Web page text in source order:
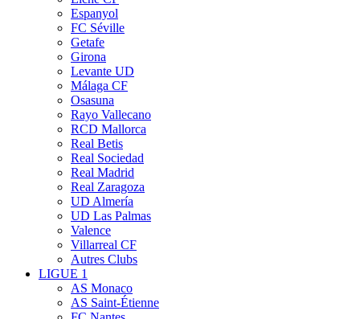
Espanyol
FC Séville
Getafe
Girona
Levante UD
Málaga CF
Osasuna
Rayo Vallecano
RCD Mallorca
Real Betis
Real Sociedad
Real Madrid
Real Zaragoza
UD Almería
UD Las Palmas
Valence
Villarreal CF
Autres Clubs
LIGUE 1
AS Monaco
AS Saint-Étienne